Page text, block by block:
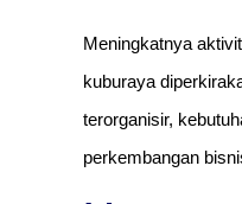
Meningkatnya
kuburaya
terorganisir,
perkembangan